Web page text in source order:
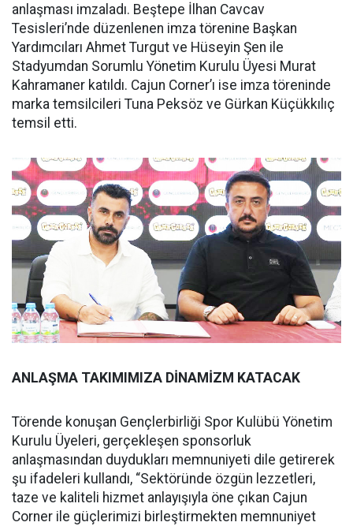
anlaşması imzaladı. Beştepe İlhan Cavcav
Tesisleri’nde düzenlenen imza törenine Başkan
Yardımcıları Ahmet Turgut ve Hüseyin Şen ile
Stadyumdan Sorumlu Yönetim Kurulu Üyesi Murat
Kahramaner katıldı. Cajun Corner’ı ise imza töreninde
marka temsilcileri Tuna Peksöz ve Gürkan Küçükkılıç
temsil etti.
ANLAŞMA TAKIMIMIZA DİNAMİZM KATACAK
Törende konuşan Gençlerbirliği Spor Kulübü Yönetim
Kurulu Üyeleri, gerçekleşen sponsorluk
anlaşmasından duydukları memnuniyeti dile getirerek
şu ifadeleri kullandı, “Sektöründe özgün lezzetleri,
taze ve kaliteli hizmet anlayışıyla öne çıkan Cajun
Corner ile güçlerimizi birleştirmekten memnuniyet